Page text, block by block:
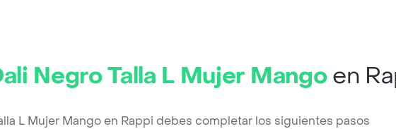
Negro Talla L Mujer Mangoen
L Mujer Mango en Rappi debes completar los siguientes pasos